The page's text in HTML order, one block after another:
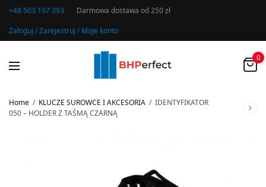
+48 503 107 393 Darmowa dostawa od 250 zł
Zaloguj / Zarejestruj / Moje konto
0
Home / KLUCZE SUROWCE I AKCESORIA / IDENTYFIKATOR
050 – HOLDER Z TAŚMĄ CZARNĄ